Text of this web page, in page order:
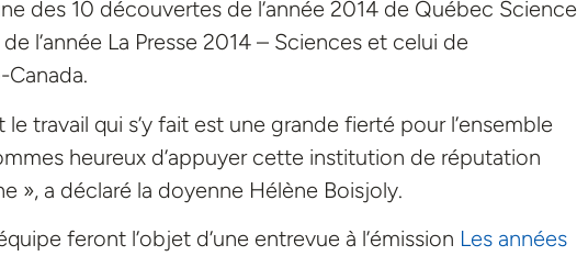
des 10 découvertes de l’année 2014 de Québec Science
l’année La Presse 2014 – Sciences et celui de
Canada.
travail qui s’y fait est une grande fierté pour l’ensemble
heureux d’appuyer cette institution de réputation
», a déclaré la doyenne Hélène Boisjoly.
feront l’objet d’une entrevue à l’émission Les années